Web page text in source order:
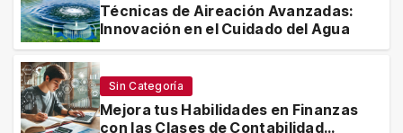
Técnicas de Aireación Avanzadas:
Innovación en el Cuidado del Agua
Sin Categoría
Mejora tus Habilidades en Finanzas
con las Clases de Contabilidad